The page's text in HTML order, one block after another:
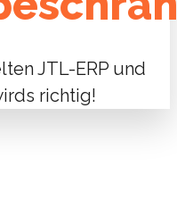
JTL-ERP und
richtig!